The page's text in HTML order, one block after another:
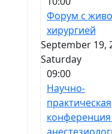
Форум с
хирургией
September 19,
Saturday
09:00
Научно-
практическая